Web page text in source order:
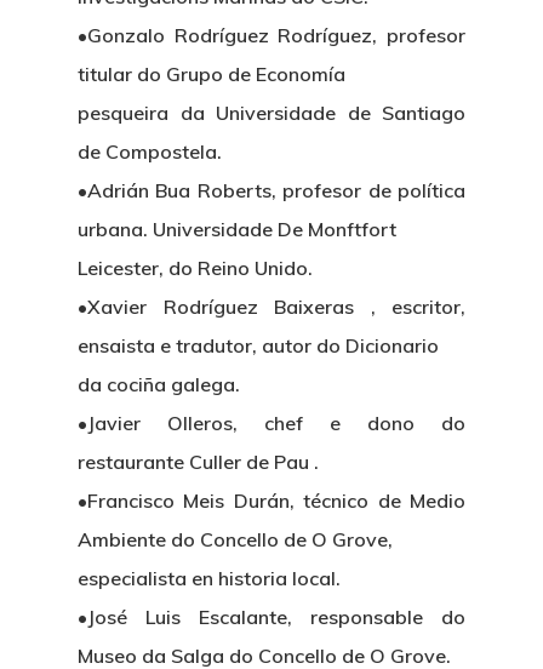
•Gonzalo Rodríguez Rodríguez, profesor
titular do Grupo de Economía
pesqueira da Universidade de Santiago
de Compostela.
•Adrián Bua Roberts, profesor de política
urbana. Universidade De Monftfort
Leicester, do Reino Unido.
•Xavier Rodríguez Baixeras , escritor,
ensaista e tradutor, autor do Dicionario
da cociña galega.
•Javier Olleros, chef e dono do
restaurante Culler de Pau .
•Francisco Meis Durán, técnico de Medio
Ambiente do Concello de O Grove,
especialista en historia local.
•José Luis Escalante, responsable do
Museo da Salga do Concello de O Grove.
Nosotros
Organización
Patronato
Manual De Identidad
Logo CETMAR
Contacto
Novedades
Actualidad
Eventos
Proyectos
Memoria
Boletín De Noticias
Contratación
Licitaciones
Gobierno